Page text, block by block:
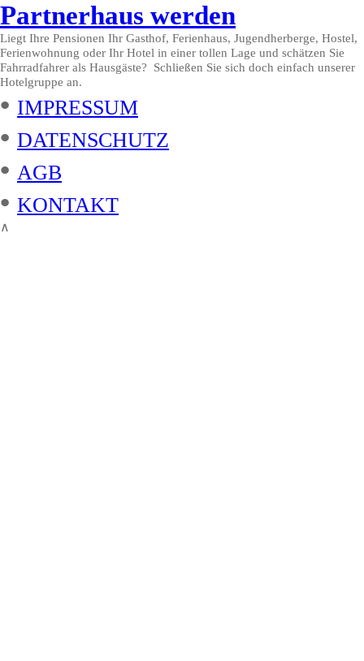
Partnerhaus werden
Liegt Ihre Pensionen Ihr Gasthof, Ferienhaus, Jugendherberge, Hostel,
Ferienwohnung oder Ihr Hotel in einer tollen Lage und schätzen Sie
Fahrradfahrer als Hausgäste? Schließen Sie sich doch einfach unserer
Hotelgruppe an.
• IMPRESSUM
• DATENSCHUTZ
• AGB
• KONTAKT
∧